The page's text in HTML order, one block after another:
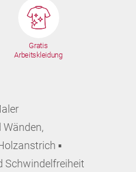
Gratis
Arbeitskleidung
Wänden,
▪
Schwindelfreiheit